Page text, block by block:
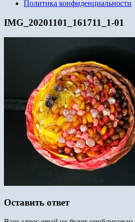
Политика конфиденциальности
IMG_20201101_161711_1-01
Оставить ответ